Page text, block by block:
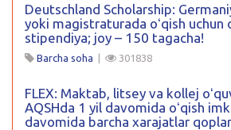
Deutschland Scholarship:
yoki magistraturada oʻqish uchun
stipendiya; joy – 150 tagacha!
Barcha soha | 301838
FLEX: Maktab, litsey va kollej
AQSHda 1 yil davomida oʻqish
davomida barcha xarajatlar